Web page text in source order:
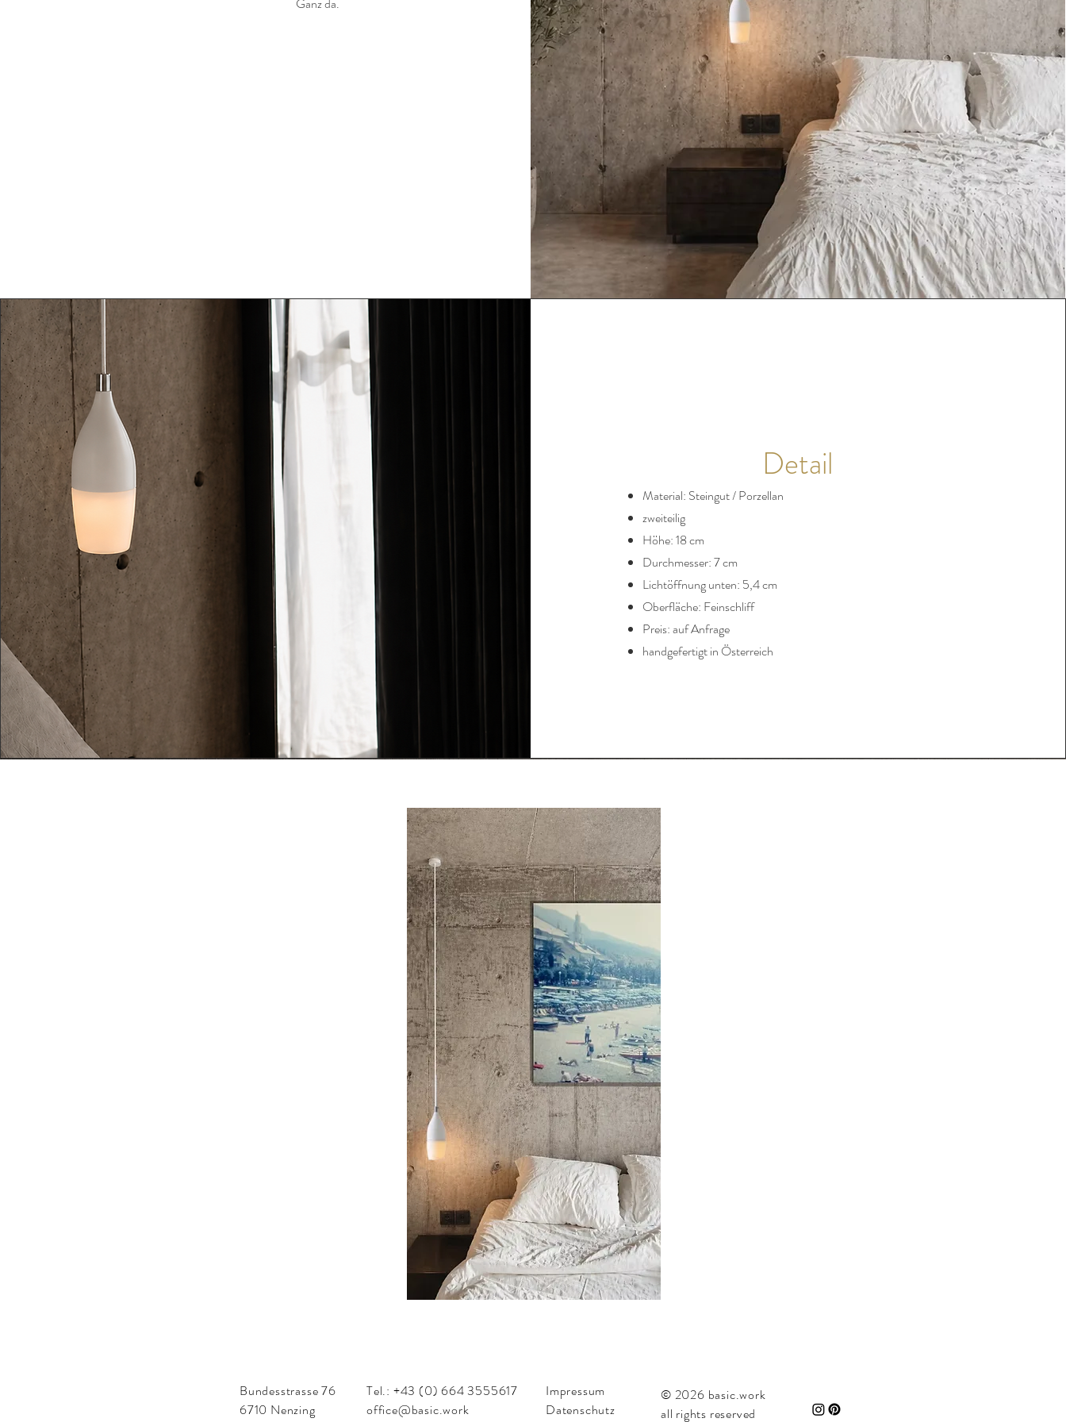
Detail
Material: Steingut / Porzellan
zweiteilig
Höhe: 18 cm
Durchmesser: 7 cm
Lichtöffnung unten: 5,4 cm
Oberfläche: Feinschliff
Preis: auf Anfrage
handgefertigt in Österreich
Bundesstrasse 76
6710 Nenzing
Tel.: +43 (0) 664 3555617
office@basic.work
Impressum
Datenschutz
© 2026 basic.work
all rights reserved